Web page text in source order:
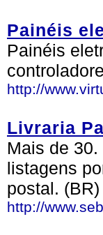
Painéis
Painéis
http://
Livraria
Mais de
listagens
postal. (BR)
http://